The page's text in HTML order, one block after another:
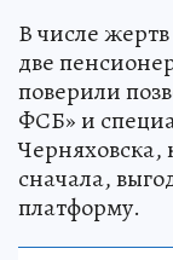
В числе
две
поверили
ФСБ» и
Черняховска,
сначала,
платформу.